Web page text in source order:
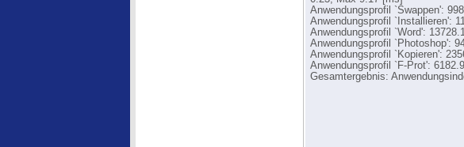
Anwendungsprofil `Swappen':
Anwendungsprofil `Installieren':
Anwendungsprofil `Word':
Anwendungsprofil `Photoshop':
Anwendungsprofil `Kopieren':
Anwendungsprofil `F-Prot':
Gesamtergebnis: